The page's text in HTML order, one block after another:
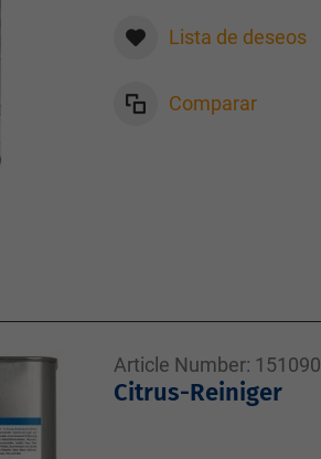
Lista de deseos
Comparar
Article Number: 151090
Citrus-Reiniger